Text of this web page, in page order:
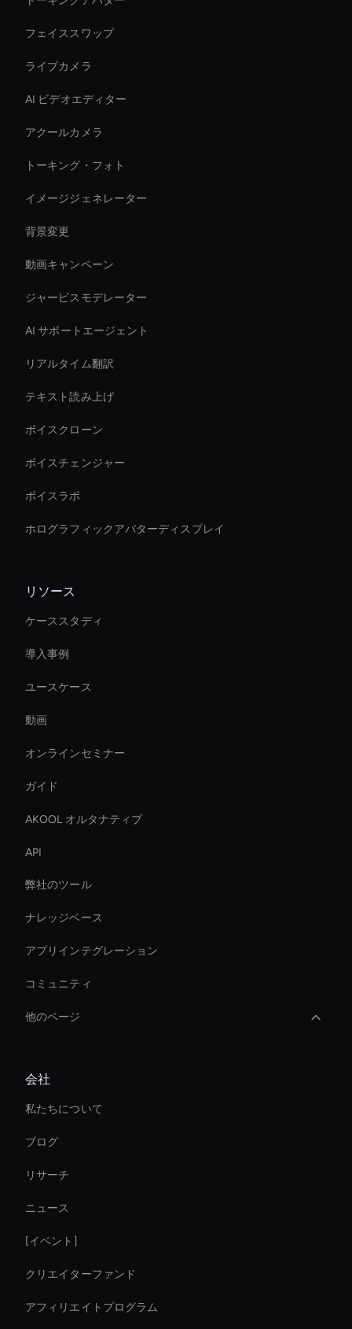
フェイススワップ
ライブカメラ
AI ビデオエディター
アクールカメラ
トーキング・フォト
イメージジェネレーター
背景変更
動画キャンペーン
ジャービスモデレーター
AI サポートエージェント
リアルタイム翻訳
テキスト読み上げ
ボイスクローン
ボイスチェンジャー
ボイスラボ
ホログラフィックアバターディスプレイ
リソース
ケーススタディ
導入事例
ユースケース
動画
オンラインセミナー
ガイド
AKOOL オルタナティブ
API
弊社のツール
ナレッジベース
アプリインテグレーション
コミュニティ
他のページ
Autonomous Ai Avatar
Ai Avatar For Education
AI ビデオアスペクト比
AI ビデオアップスケーラーツール
Ai Avatar Conferencing
AI ビデオエフェクトツール
Digital Twin For Meetings
会社
私たちについて
ブログ
リサーチ
ニュース
[イベント]
クリエイターファンド
アフィリエイトプログラム